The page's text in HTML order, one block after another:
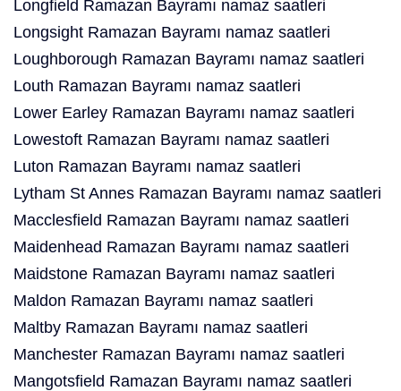
Longfield Ramazan Bayramı namaz saatleri
Longsight Ramazan Bayramı namaz saatleri
Loughborough Ramazan Bayramı namaz saatleri
Louth Ramazan Bayramı namaz saatleri
Lower Earley Ramazan Bayramı namaz saatleri
Lowestoft Ramazan Bayramı namaz saatleri
Luton Ramazan Bayramı namaz saatleri
Lytham St Annes Ramazan Bayramı namaz saatleri
Macclesfield Ramazan Bayramı namaz saatleri
Maidenhead Ramazan Bayramı namaz saatleri
Maidstone Ramazan Bayramı namaz saatleri
Maldon Ramazan Bayramı namaz saatleri
Maltby Ramazan Bayramı namaz saatleri
Manchester Ramazan Bayramı namaz saatleri
Mangotsfield Ramazan Bayramı namaz saatleri